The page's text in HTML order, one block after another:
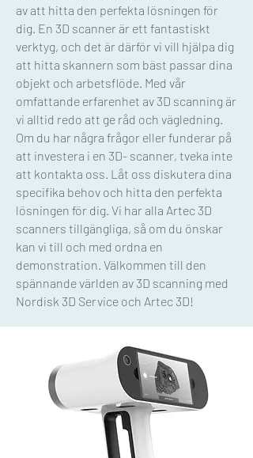
av att hitta den perfekta lösningen för
dig. En 3D scanner är ett fantastiskt
verktyg, och det är därför vi vill hjälpa dig
att hitta skannern som bäst passar dina
objekt och arbetsflöde. Med vår
omfattande erfarenhet av 3D scanning är
vi alltid redo att ge råd och vägledning.
Om du har några frågor eller funderar på
att investera i en 3D- scanner, tveka inte
att kontakta oss. Låt oss diskutera dina
specifika behov och hitta den perfekta
lösningen för dig. Vi har alla Artec 3D
scanners tillgängliga, så om du önskar
kan vi till och med ordna en
demonstration. Välkommen till den
spännande världen av 3D scanning med
Nordisk 3D Service och Artec 3D!